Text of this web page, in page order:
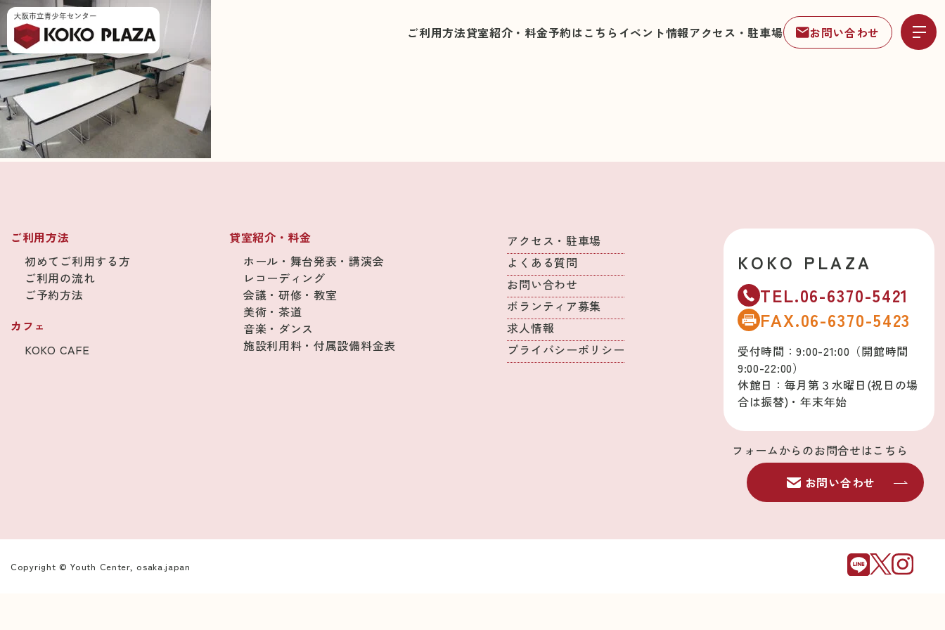
ご利用方法貸室紹介・料金予約はこちら イベント情報アクセス・駐車場 お問い合わせ
ご利用方法
初めてご利用する方
ご利用の流れ
ご予約方法
カフェ
KOKO CAFE
貸室紹介・料金
ホール・舞台発表・講演会
レコーディング
会議・研修・教室
美術・茶道
音楽・ダンス
施設利用料・付属設備料金表
アクセス・駐車場
よくある質問
お問い合わせ
ボランティア募集
求人情報
プライバシーポリシー
KOKO PLAZA
TEL.06-6370-5421
FAX.06-6370-5423
受付時間：9:00-21:00（開館時間
9:00-22:00）
休館日：毎月第３水曜日(祝日の場
合は振替)・年末年始
フォームからのお問合せはこちら
お問い合わせ
Copyright © Youth Center, osaka.japan